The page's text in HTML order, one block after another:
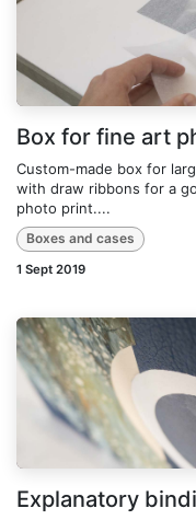
Box for fine art
Custom-made box for
with draw ribbons for a
photo print....
Boxes and cases
1 Sept 2019
Explanatory